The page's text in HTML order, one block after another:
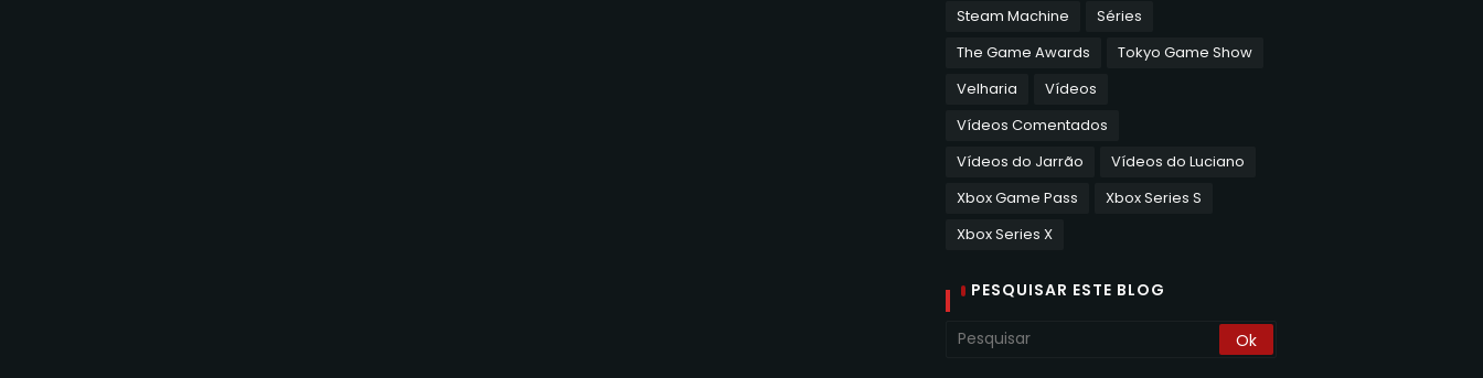
Steam Machine
Séries
The Game Awards
Tokyo Game Show
Velharia
Vídeos
Vídeos Comentados
Vídeos do Jarrão
Vídeos do Luciano
Xbox Game Pass
Xbox Series S
Xbox Series X
PESQUISAR ESTE BLOG